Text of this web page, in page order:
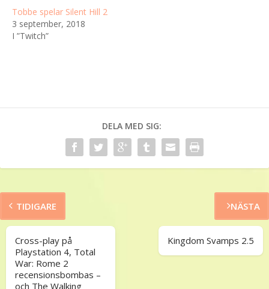
Tobbe spelar Silent Hill 2
3 september, 2018
I ”Twitch”
DELA MED SIG:
TIDIGARE
Cross-play på
Playstation 4, Total
War: Rome 2
recensionsbombas –
och The Walking
NÄSTA
Kingdom Svamps 2.5